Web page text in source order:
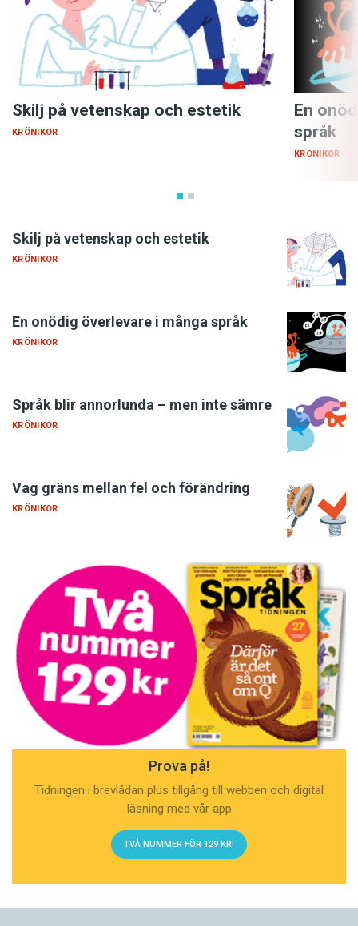
Skilj på vetenskap och estetik
KRÖNIKOR
En
språk
KRÖNIKOR
Skilj på vetenskap och estetik
KRÖNIKOR
En onödig överlevare i många språk
KRÖNIKOR
Språk blir annorlunda – men inte sämre
KRÖNIKOR
Vag gräns mellan fel och förändring
KRÖNIKOR
Prova på!
Tidningen i brevlådan plus tillgång till webben och digital
läsning med vår app
TVÅ NUMMER FÖR 129 KR!